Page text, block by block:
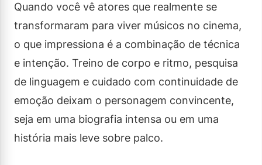
Quando você vê atores que realmente se
transformaram para viver músicos no cinema,
o que impressiona é a combinação de técnica
e intenção. Treino de corpo e ritmo, pesquisa
de linguagem e cuidado com continuidade de
emoção deixam o personagem convincente,
seja em uma biografia intensa ou em uma
história mais leve sobre palco.